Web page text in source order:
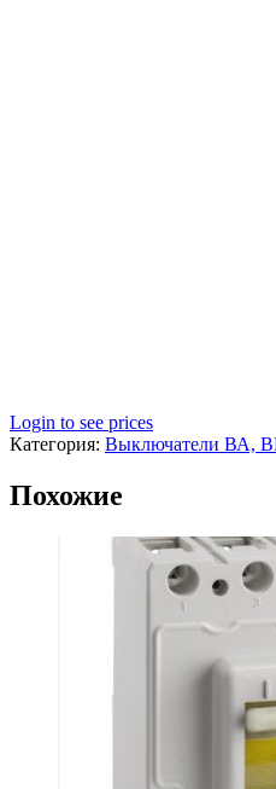
Login to see prices
Категория: Выключатели ВА,
Похожие